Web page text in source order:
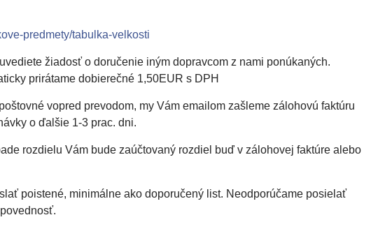
predmety/tabulka-velkosti
žiadosť o doručenie iným dopravcom z nami ponúkaných.
prirátame dobierečné 1,50EUR s DPH
vopred prevodom, my Vám emailom zašleme zálohovú faktúru
o ďalšie 1-3 prac. dni.
rozdielu Vám bude zaúčtovaný rozdiel buď v zálohovej faktúre alebo
poistené, minimálne ako doporučený list. Neodporúčame posielať